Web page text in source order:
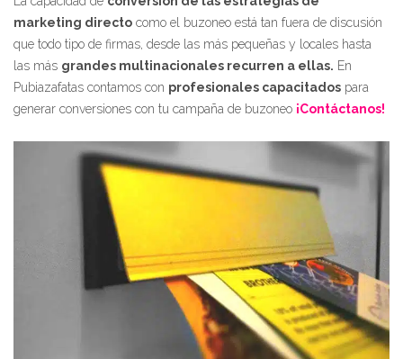
marketing directo como el buzoneo está tan fuera de discusión
que todo tipo de firmas, desde las más pequeñas y locales hasta
las más grandes multinacionales recurren a ellas. En
Pubiazafatas contamos con profesionales capacitados para
generar conversiones con tu campaña de buzoneo ¡Contáctanos!